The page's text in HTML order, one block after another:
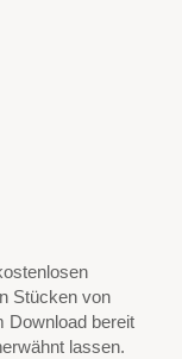
Stücken von
Download bereit
lassen.